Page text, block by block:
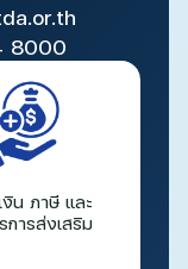
8000
งิน ภาษี และ
การส่งเสริม